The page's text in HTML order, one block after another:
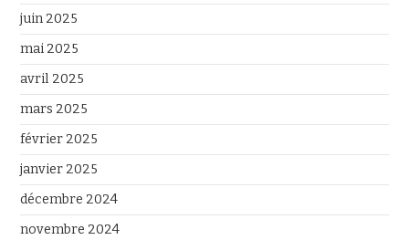
juin 2025
mai 2025
avril 2025
mars 2025
février 2025
janvier 2025
décembre 2024
novembre 2024